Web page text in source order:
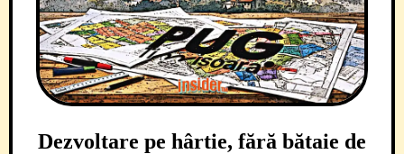
Dezvoltare pe hârtie, fără bătaie de